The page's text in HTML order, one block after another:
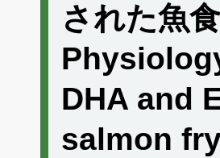
された魚
DHA and
salmon